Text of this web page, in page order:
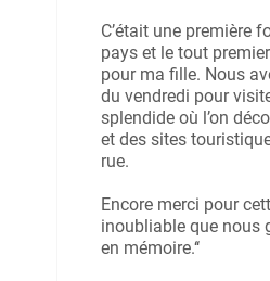
C’était une première
pays et le tout
pour ma fille. Nous
du vendredi pour
splendide où l’on
et des sites
rue.
Encore merci pour
inoubliable que nous
en mémoire.‘‘